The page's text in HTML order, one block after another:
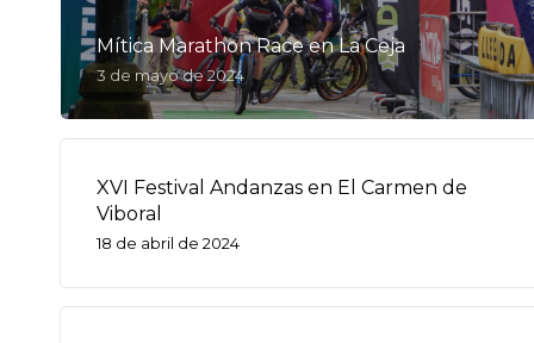
Mítica Marathon Race en La Ceja
3 de mayo de 2024
XVI Festival Andanzas en El Carmen de
Viboral
18 de abril de 2024